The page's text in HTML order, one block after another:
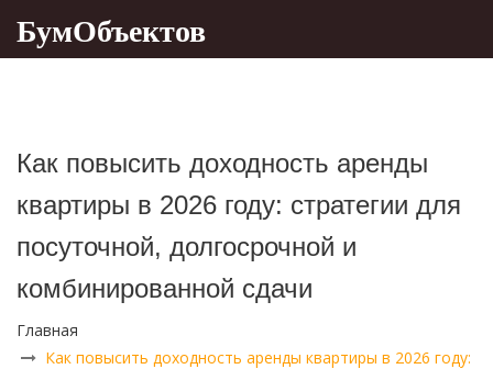
БумОбъектов
Как повысить доходность аренды
квартиры в 2026 году: стратегии для
посуточной, долгосрочной и
комбинированной сдачи
Главная
Как повысить доходность аренды квартиры в 2026 году: